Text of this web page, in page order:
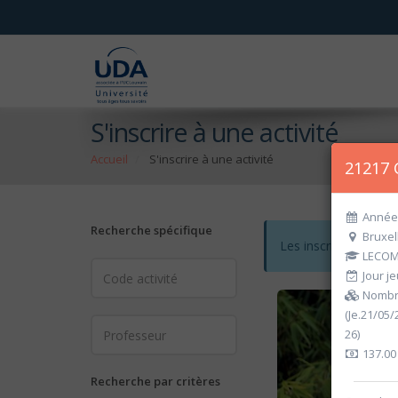
S'inscrire à une activité
Accueil S'inscrire à une activité
Recherche spécifique
Recherche par critères
Les inscriptions
Jour
(Je.21/
26)